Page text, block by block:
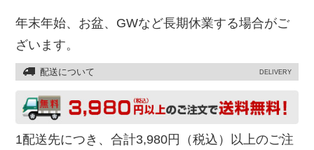
年末年始、お盆、GWなど長期休業する場合がご
ざいます。
配送について DELIVERY
1配送先につき、合計3,980円（税込）以上のご注